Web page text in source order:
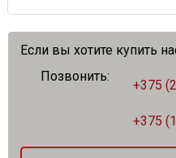
Если вы хотите купить
Позвонить:
+375
+375